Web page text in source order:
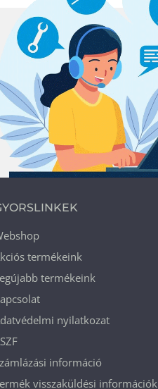
termékeink
termékeink
nyilatkozat
információ
visszaküldési információk